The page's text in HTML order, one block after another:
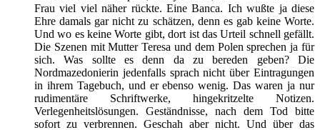
Frau viel viel näher rückte. Eine Banca. Ich wußte ja diese
Ehre damals gar nicht zu schätzen, denn es gab keine Worte.
Und wo es keine Worte gibt, dort ist das Urteil schnell gefällt.
Die Szenen mit Mutter Teresa und dem Polen sprechen ja für
sich. Was sollte es denn da zu bereden geben? Die
Nordmazedonierin jedenfalls sprach nicht über Eintragungen
in ihrem Tagebuch, und er ebenso wenig. Das waren ja nur
rudimentäre Schriftwerke, hingekritzelte Notizen.
Verlegenheitslösungen. Geständnisse, nach dem Tod bitte
sofort zu verbrennen. Geschah aber nicht. Und über das